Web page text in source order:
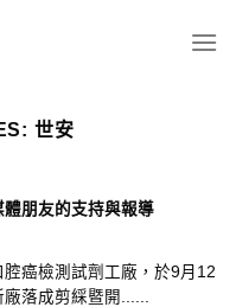
世安
體朋友的支持與報導
癌檢測試劑工廠，於9月12
落成剪綵暨開......